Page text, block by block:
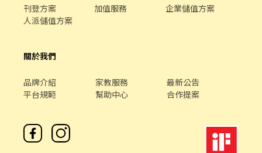
健康檢查 ══✦心動不如薪動//薪動不如行動✦ ══ ☎️電洽最快：
0978-515-880 黃小姐 ✚ ʟɪɴᴇ ID：【@484taxjq 】截圖詢問職缺 ⭐️
刊登方案 加值服務
企業儲值方案
人派儲值方案
關於我們
品牌介紹 家教服務
最新公告
平台規範
幫助中心 合作提案